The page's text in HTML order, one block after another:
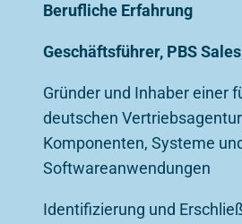
Berufliche Erfahrung
Geschäftsführer, PBS
Gründer und Inhaber einer
deutschen
Komponenten, Systeme
Softwareanwendungen
Identifizierung und